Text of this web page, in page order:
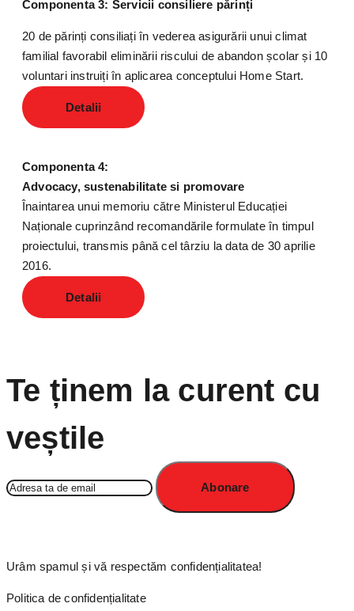
Componenta 3: Servicii consiliere părinți
20 de părinți consiliați în vederea asigurării unui climat
familial favorabil eliminării riscului de abandon școlar și 10
voluntari instruiți în aplicarea conceptului Home Start.
Detalii
Componenta 4:
Advocacy, sustenabilitate si promovare
Înaintarea unui memoriu către Ministerul Educației
Naționale cuprinzând recomandările formulate în timpul
proiectului, transmis până cel târziu la data de 30 aprilie
2016.
Detalii
Te ținem la curent cu
veștile
Urâm spamul și vă respectăm confidențialitatea!
Politica de confidențialitate